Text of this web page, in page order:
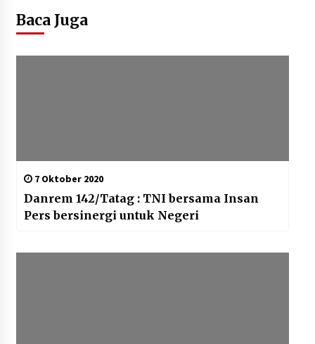
Baca Juga
7 Oktober 2020
Danrem 142/Tatag : TNI bersama Insan
Pers bersinergi untuk Negeri